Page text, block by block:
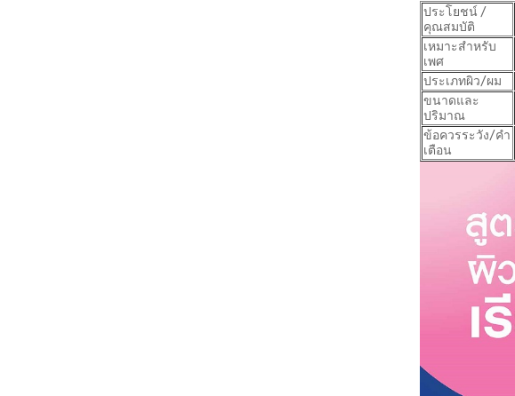
ประโยชน์ /
คุณสมบัติ
เหมาะสำหรับ
เพศ
ประเภทผิว/ผม
ขนาดและ
ปริมาณ
ข้อควรระวัง/คำ
เตือน